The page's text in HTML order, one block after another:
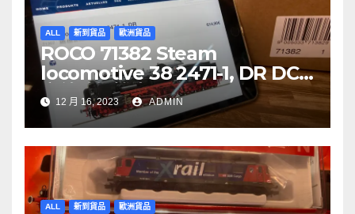
ALL 新到貨品 歐洲貨品
ROCO 71382 Steam
locomotive 38 2471-1, DR DCC
音效噴煙機車
12 月 16, 2023 ADMIN
ALL 新到貨品 歐洲貨品